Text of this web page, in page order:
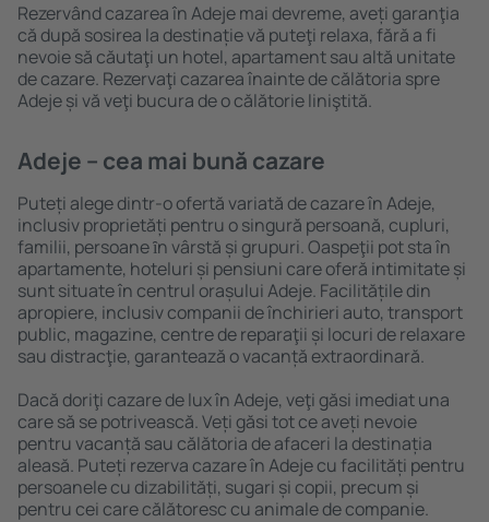
Rezervând cazarea în Adeje mai devreme, aveți garanţia
că după sosirea la destinație vă puteţi relaxa, fără a fi
nevoie să căutaţi un hotel, apartament sau altă unitate
de cazare. Rezervaţi cazarea înainte de călătoria spre
Adeje și vă veţi bucura de o călătorie liniştită.
Adeje – cea mai bună cazare
Puteți alege dintr-o ofertă variată de cazare în Adeje,
inclusiv proprietăți pentru o singură persoană, cupluri,
familii, persoane ȋn vârstă și grupuri. Oaspeţii pot sta în
apartamente, hoteluri și pensiuni care oferă intimitate și
sunt situate în centrul orașului Adeje. Facilitățile din
apropiere, inclusiv companii de închirieri auto, transport
public, magazine, centre de reparaţii și locuri de relaxare
sau distracţie, garantează o vacanță extraordinară.
Dacă doriţi cazare de lux în Adeje, veţi găsi imediat una
care să se potrivească. Veți găsi tot ce aveți nevoie
pentru vacanță sau călătoria de afaceri la destinația
aleasă. Puteți rezerva cazare în Adeje cu facilități pentru
persoanele cu dizabilități, sugari și copii, precum și
pentru cei care călătoresc cu animale de companie.